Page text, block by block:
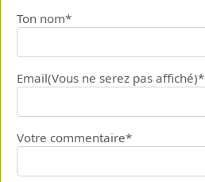
Ton nom*
Email(Vous ne serez pas affiché)*
Votre commentaire*